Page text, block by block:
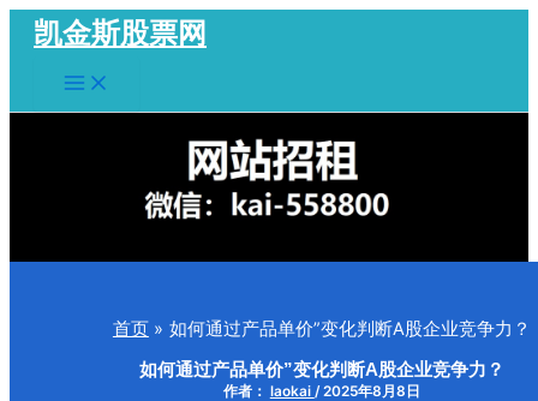
容
凯金斯股票网
Main
Menu
首页 如何通过产品单价”变化判断A股企业竞争力？
如何通过产品单价”变化判断A股企业竞争力？
作者： laokai /2025年8月8日